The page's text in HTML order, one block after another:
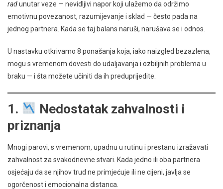
radunutar veze — nevidljivi napor koji ulažemo da održimo
emotivnu povezanost, razumijevanje i sklad — često pada na
jednog partnera. Kada se taj balans naruši, narušava se i odnos.
U nastavku otkrivamo 8 ponašanja koja, iako naizgled bezazlena,
mogu s vremenom dovesti do udaljavanja i ozbiljnih problema u
braku — i šta možete učiniti da ih preduprijedite.
1.
Nedostatak zahvalnosti i
priznanja
Mnogi parovi, s vremenom, upadnu u rutinu i prestanu izražavati
zahvalnost za svakodnevne stvari. Kada jedno ili oba partnera
osjećaju da se njihov trud ne primjećuje ili ne cijeni, javlja se
ogorčenost i emocionalna distanca.